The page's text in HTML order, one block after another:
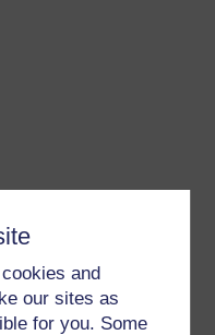
and
our sites as
for you. Some